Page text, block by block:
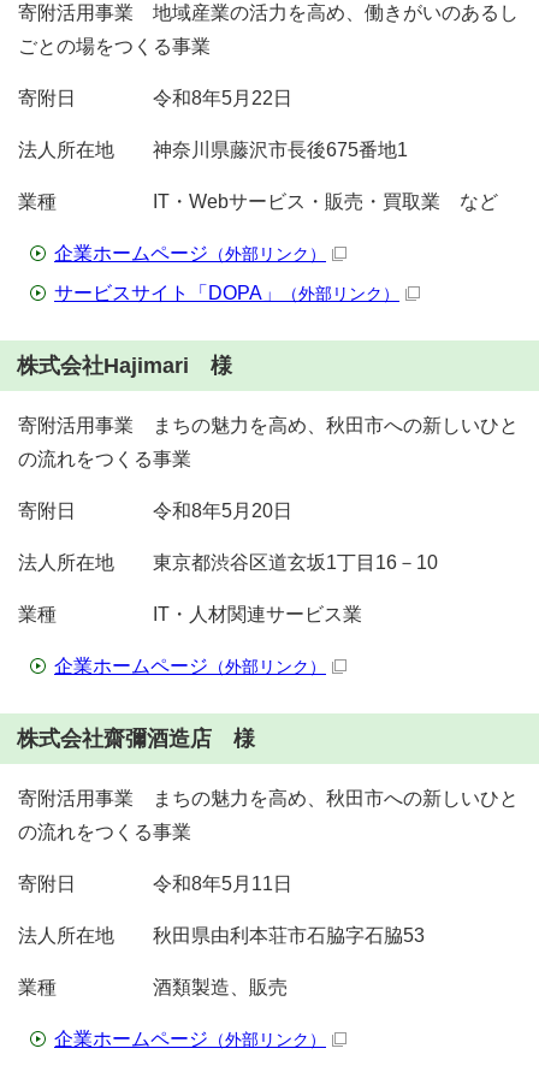
寄附活用事業 地域産業の活力を高め、働きがいのあるし
ごとの場をつくる事業
寄附日 令和8年5月22日
法人所在地 神奈川県藤沢市長後675番地1
業種 IT・Webサービス・販売・買取業 など
企業ホームページ （外部リンク）
サービスサイト「DOPA」 （外部リンク）
株式会社Hajimari 様
寄附活用事業 まちの魅力を高め、秋田市への新しいひと
の流れをつくる事業
寄附日 令和8年5月20日
法人所在地 東京都渋谷区道玄坂1丁目16－10
業種 IT・人材関連サービス業
企業ホームページ （外部リンク）
株式会社齋彌酒造店 様
寄附活用事業 まちの魅力を高め、秋田市への新しいひと
の流れをつくる事業
寄附日 令和8年5月11日
法人所在地 秋田県由利本荘市石脇字石脇53
業種 酒類製造、販売
企業ホームページ （外部リンク）